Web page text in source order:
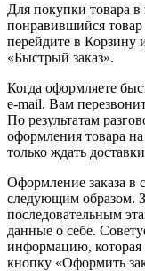
Для покупки товара
понравившийся товар
перейдите в Корзину
«Быстрый заказ».
Когда оформляете
e-mail. Вам
По результатам
оформления товара
только ждать
Оформление заказа в
следующим образом.
последовательным
данные о себе.
информацию,
кнопку «Оформить